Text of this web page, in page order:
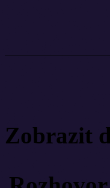
Zobrazit
Jiří
dostat